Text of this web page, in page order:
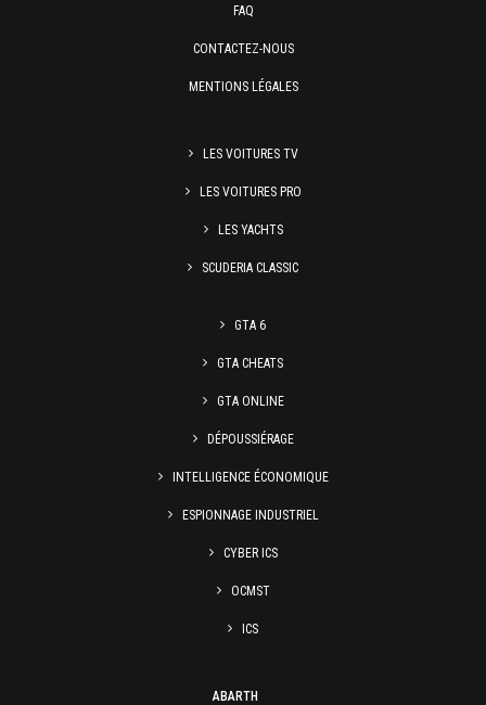
FAQ
CONTACTEZ-NOUS
MENTIONS LÉGALES
LES VOITURES TV
LES VOITURES PRO
LES YACHTS
SCUDERIA CLASSIC
GTA 6
GTA CHEATS
GTA ONLINE
DÉPOUSSIÉRAGE
INTELLIGENCE ÉCONOMIQUE
ESPIONNAGE INDUSTRIEL
CYBER ICS
OCMST
ICS
ABARTH